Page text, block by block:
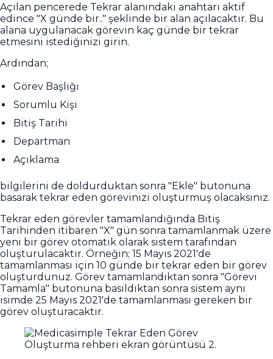
Açılan pencerede Tekrar alanındaki anahtarı aktif
edince "X günde bir.." şeklinde bir alan açılacaktır. Bu
alana uygulanacak görevin kaç günde bir tekrar
etmesini istediğinizi girin.
Ardından;
Görev Başlığı
Sorumlu Kişi
Bitiş Tarihi
Departman
Açıklama
bilgilerini de doldurduktan sonra "Ekle" butonuna
basarak tekrar eden görevinizi oluşturmuş olacaksınız.
Tekrar eden görevler tamamlandığında Bitiş
Tarihinden itibaren "X" gün sonra tamamlanmak üzere
yeni bir görev otomatik olarak sistem tarafından
oluşturulacaktır. Örneğin; 15 Mayıs 2021'de
tamamlanması için 10 günde bir tekrar eden bir görev
oluşturdunuz. Görev tamamlandıktan sonra "Görevi
Tamamla" butonuna basıldıktan sonra sistem aynı
isimde 25 Mayıs 2021'de tamamlanması gereken bir
görev oluşturacaktır.